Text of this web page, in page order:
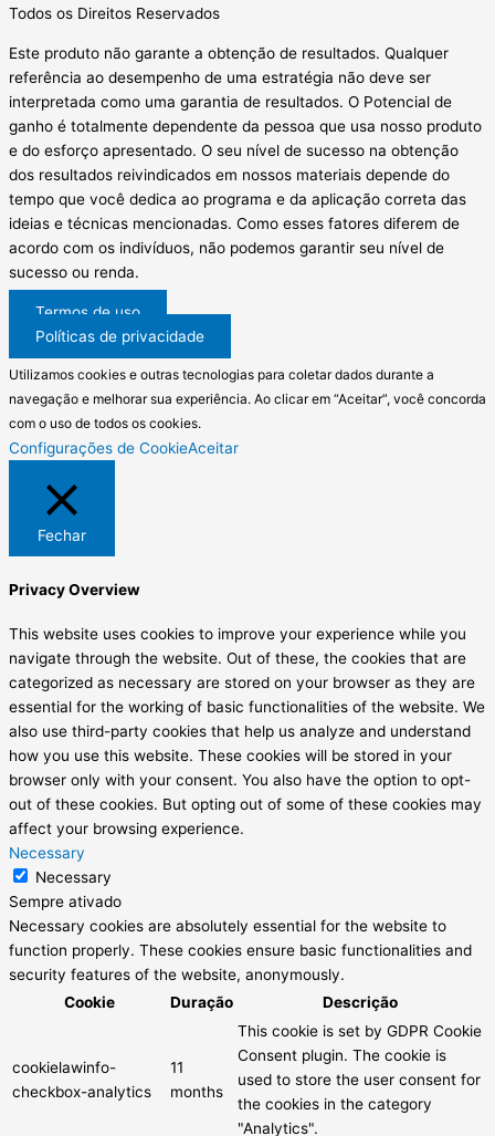
Todos os Direitos Reservados
Este produto não garante a obtenção de resultados. Qualquer
referência ao desempenho de uma estratégia não deve ser
interpretada como uma garantia de resultados. O Potencial de
ganho é totalmente dependente da pessoa que usa nosso produto
e do esforço apresentado. O seu nível de sucesso na obtenção
dos resultados reivindicados em nossos materiais depende do
tempo que você dedica ao programa e da aplicação correta das
ideias e técnicas mencionadas. Como esses fatores diferem de
acordo com os indivíduos, não podemos garantir seu nível de
sucesso ou renda.
Termos de uso
Políticas de privacidade
Utilizamos cookies e outras tecnologias para coletar dados durante a
navegação e melhorar sua experiência. Ao clicar em “Aceitar”, você concorda
com o uso de todos os cookies.
Configurações de CookieAceitar
Fechar
Privacy Overview
This website uses cookies to improve your experience while you
navigate through the website. Out of these, the cookies that are
categorized as necessary are stored on your browser as they are
essential for the working of basic functionalities of the website. We
also use third-party cookies that help us analyze and understand
how you use this website. These cookies will be stored in your
browser only with your consent. You also have the option to opt-
out of these cookies. But opting out of some of these cookies may
affect your browsing experience.
Necessary
Necessary
Sempre ativado
Necessary cookies are absolutely essential for the website to
function properly. These cookies ensure basic functionalities and
security features of the website, anonymously.
Cookie
Duração Descrição
cookielawinfo-
checkbox-analytics
11
months
This cookie is set by GDPR Cookie
Consent plugin. The cookie is
used to store the user consent for
the cookies in the category
"Analytics".